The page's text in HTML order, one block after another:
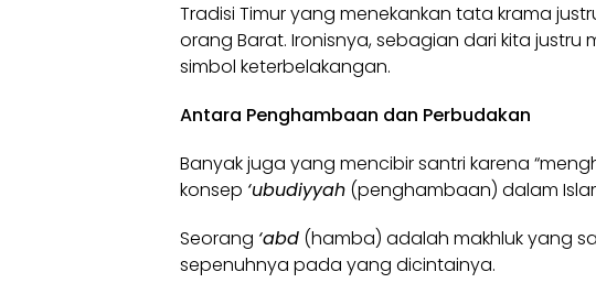
Tradisi Timur yang menekankan tata krama
orang Barat. Ironisnya, sebagian dari kita
simbol keterbelakangan.
Antara Penghambaan dan Perbudakan
Banyak juga yang mencibir santri karena
konsep ‘ubudiyyah (penghambaan) dalam
Seorang ‘abd (hamba) adalah makhluk yang
sepenuhnya pada yang dicintainya.